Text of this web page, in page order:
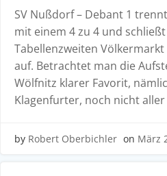
SV Nußdorf – Debant 1
mit einem 4 zu 4 und
Tabellenzweiten
auf. Betrachtet man die
Wölfnitz klarer Favorit,
Klagenfurter, noch nicht
by Robert Oberbichler on März